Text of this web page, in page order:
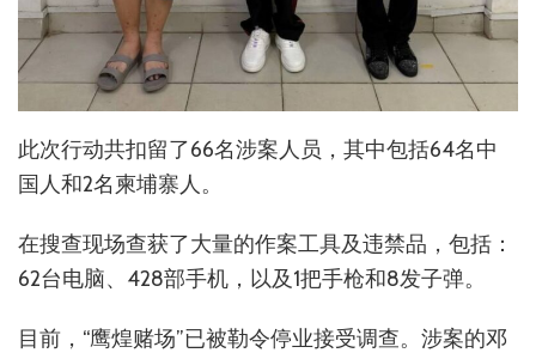
此次行动共扣留了66名涉案人员，其中包括64名中
国人和2名柬埔寨人。
在搜查现场查获了大量的作案工具及违禁品，包括：
62台电脑、428部手机，以及1把手枪和8发子弹。
目前，“鹰煌赌场”已被勒令停业接受调查。涉案的邓